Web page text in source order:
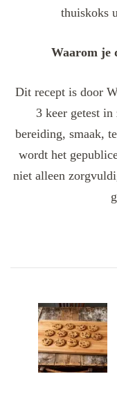
thuiskoks
Waarom je
Dit recept is door
3 keer getest in
bereiding, smaak,
wordt het
niet alleen